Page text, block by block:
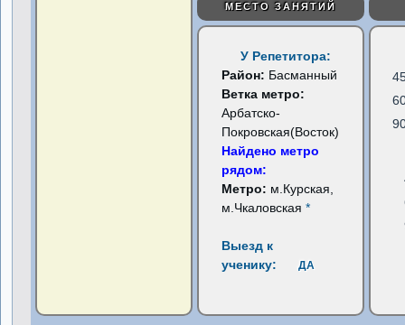
МЕСТО ЗАНЯТИЙ
У Репетитора:
Район: Басманный
Ветка метро:
Арбатско-
Покровская(Восток)
Найдено метро
рядом:
Метро: м.Курская,
м.Чкаловская*
Выезд к
ученику:
ДА